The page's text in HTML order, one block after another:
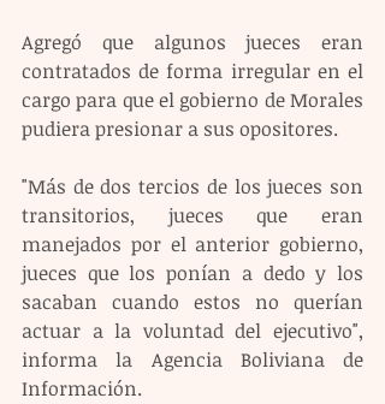
Agregó que algunos jueces eran
contratados de forma irregular en el
cargo para que el gobierno de Morales
pudiera presionar a sus opositores.
"Más de dos tercios de los jueces son
transitorios, jueces que eran
manejados por el anterior gobierno,
jueces que los ponían a dedo y los
sacaban cuando estos no querían
actuar a la voluntad del ejecutivo",
informa la Agencia Boliviana de
Información.